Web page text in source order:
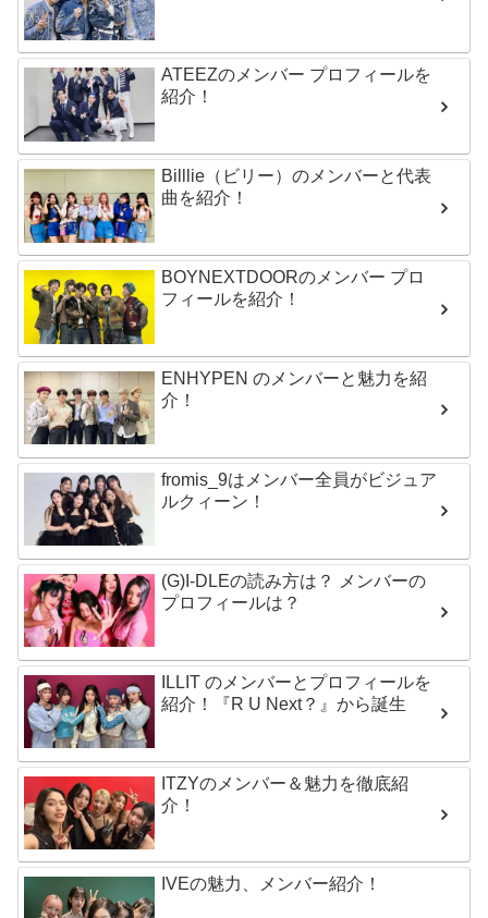
ATEEZのメンバー プロフィールを
紹介！
Billlie（ビリー）のメンバーと代表
曲を紹介！
BOYNEXTDOORのメンバー プロ
フィールを紹介！
ENHYPEN のメンバーと魅力を紹
介！
fromis_9はメンバー全員がビジュア
ルクィーン！
(G)I-DLEの読み方は？ メンバーの
プロフィールは？
ILLIT のメンバーとプロフィールを
紹介！『R U Next？』から誕生
ITZYのメンバー＆魅力を徹底紹
介！
IVEの魅力、メンバー紹介！